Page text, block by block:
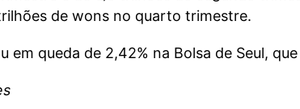
de wons no quarto trimestre.
em queda de 2,42% na Bolsa de Seul,